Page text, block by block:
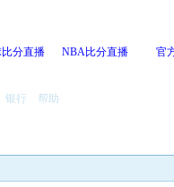
比分直播 NBA比分直播 官
银行 帮助